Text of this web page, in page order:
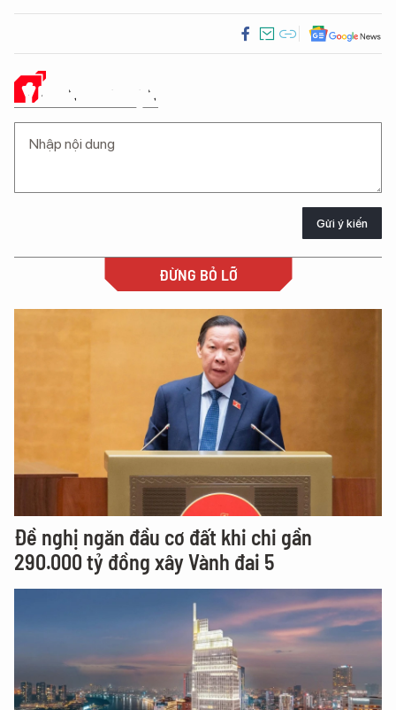
Ý KIẾN CỦA BẠN
Gửi ý kiến
ĐỪNG BỎ LỠ
Đề nghị ngăn đầu cơ đất khi chi gần
290.000 tỷ đồng xây Vành đai 5